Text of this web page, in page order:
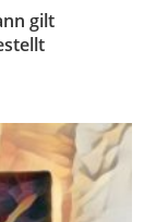
gilt